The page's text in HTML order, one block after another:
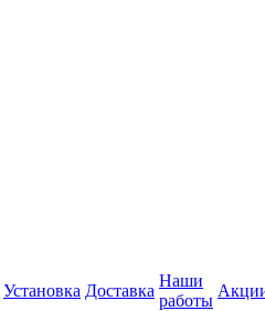
Установка Доставка
Наши
работы